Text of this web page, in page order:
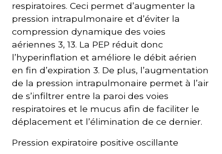
respiratoires. Ceci permet d’augmenter la
pression intrapulmonaire et d’éviter la
compression dynamique des voies
aériennes 3, 13. La PEP réduit donc
l’hyperinflation et améliore le débit aérien
en fin d’expiration 3. De plus, l’augmentation
de la pression intrapulmonaire permet à l’air
de s’infiltrer entre la paroi des voies
respiratoires et le mucus afin de faciliter le
déplacement et l’élimination de ce dernier.
Pression expiratoire positive oscillante